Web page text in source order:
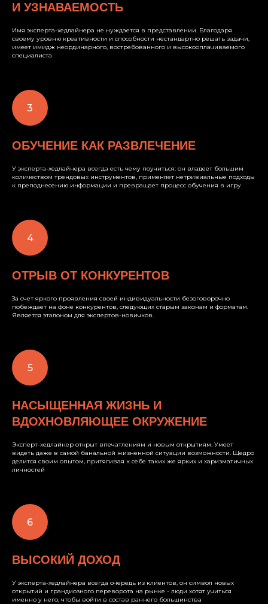
И УЗНАВАЕМОСТЬ
Имя эксперта-хедлайнера не нуждается в представлении. Благодаря
своему уровню креативности и способности нестандартно решать задачи,
имеет имидж неординарного, востребованного и высокооплачиваемого
специалиста
ОБУЧЕНИЕ КАК РАЗВЛЕЧЕНИЕ
У эксперта-хедлайнера всегда есть чему поучиться: он владеет большим
количеством трендовых инструментов, применяет нетривиальные подходы
к преподнесению информации и превращает процесс обучения в игру
ОТРЫВ ОТ КОНКУРЕНТОВ
За счет яркого проявления своей индивидуальности безоговорочно
побеждает на фоне конкурентов, следующих старым законам и форматам.
Является эталоном для экспертов-новичков.
НАСЫЩЕННАЯ ЖИЗНЬ И
ВДОХНОВЛЯЮЩЕЕ ОКРУЖЕНИЕ
Эксперт-хедлайнер открыт впечатлениям и новым открытиям. Умеет
видеть даже в самой банальной жизненной ситуации возможности. Щедро
делится своим опытом, притягивая к себе таких же ярких и харизматичных
личностей
ВЫСОКИЙ ДОХОД
У эксперта-хедлайнера всегда очередь из клиентов, он символ новых
открытий и грандиозного переворота на рынке - люди хотят учиться
именно у него, чтобы войти в состав раннего большинства